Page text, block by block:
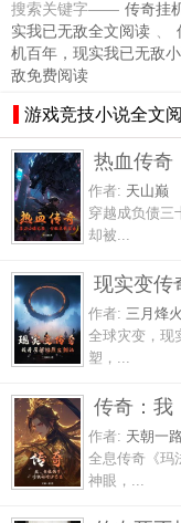
搜索关键字—— 传奇挂
实我已无敌全文阅读 、
机百年，现实我已无敌
敌免费阅读
游戏竞技小说全文
热血传奇
作者: 天山巅
穿越成负债三
却被...
现实变传
作者: 三月烽火
全球灾变，现
塑，...
传奇：我
作者: 天朝一
全息传奇《
神眼，...